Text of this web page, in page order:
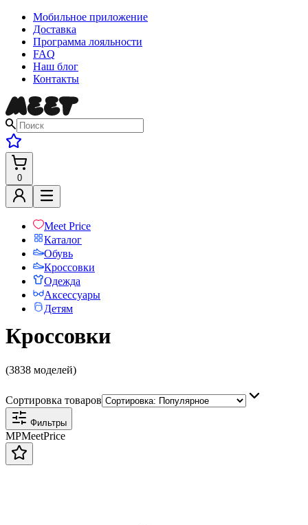
Мобильное приложение
Доставка
Программа лояльности
FAQ
Наш блог
Контакты
0
Meet Price
Каталог
Обувь
Кроссовки
Одежда
Аксессуары
Детям
Кроссовки
(3838 моделей)
Сортировка товаров
Фильтры
MPMeetPrice